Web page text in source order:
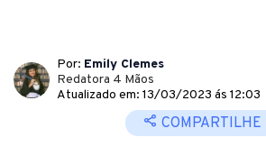
Por: Emily Clemes
Redatora 4 Mãos
Atualizado em: 13/03/2023 ás 12:03
COMPARTILHE